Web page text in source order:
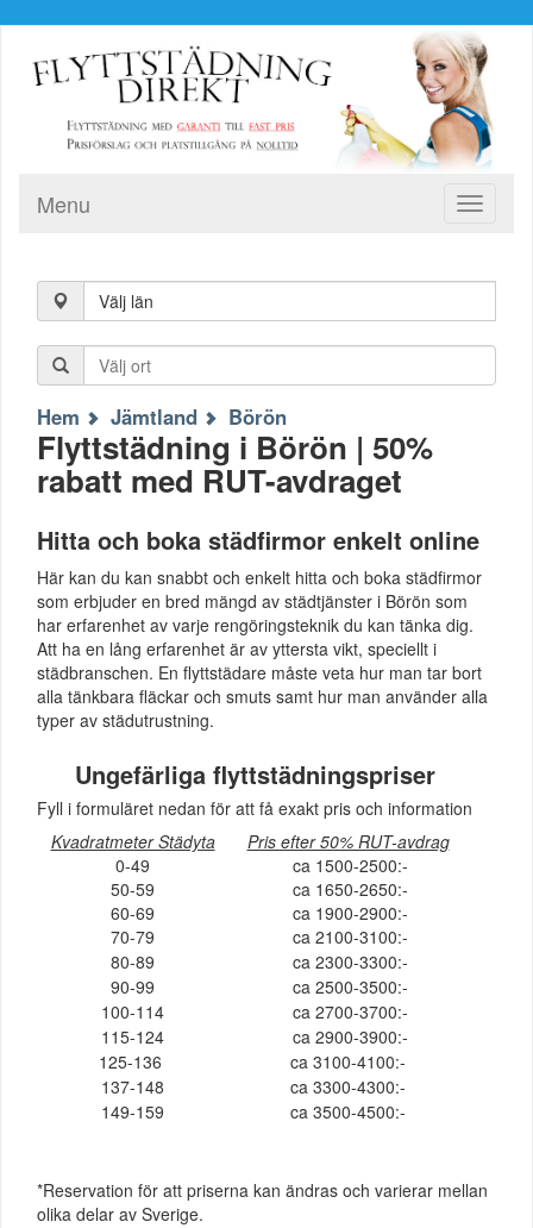
Toggle
Menu
Välj län
Hem Jämtland Börön
Flyttstädning i Börön | 50%
rabatt med RUT-avdraget
Hitta och boka städfirmor enkelt online
Här kan du kan snabbt och enkelt hitta och boka städfirmor
som erbjuder en bred mängd av städtjänster i Börön som
har erfarenhet av varje rengöringsteknik du kan tänka dig.
Att ha en lång erfarenhet är av yttersta vikt, speciellt i
städbranschen. En flyttstädare måste veta hur man tar bort
alla tänkbara fläckar och smuts samt hur man använder alla
typer av städutrustning.
Ungefärliga flyttstädningspriser
Fyll i formuläret nedan för att få exakt pris och information
Kvadratmeter Städyta
Pris efter 50% RUT-avdrag
0-49
ca 1500-2500:-
50-59
ca 1650-2650:-
60-69
ca 1900-2900:-
70-79
ca 2100-3100:-
80-89
ca 2300-3300:-
90-99
ca 2500-3500:-
100-114
ca 2700-3700:-
115-124
ca 2900-3900:-
125-136
ca 3100-4100:-
137-148
ca 3300-4300:-
149-159
ca 3500-4500:-
*Reservation för att priserna kan ändras och varierar mellan
olika delar av Sverige.